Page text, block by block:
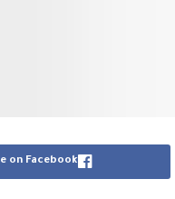
on Facebook